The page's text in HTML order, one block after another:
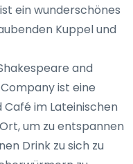
ein wunderschönes
Kuppel und
and
ist eine
im Lateinischen
um zu entspannen
Drink zu sich zu